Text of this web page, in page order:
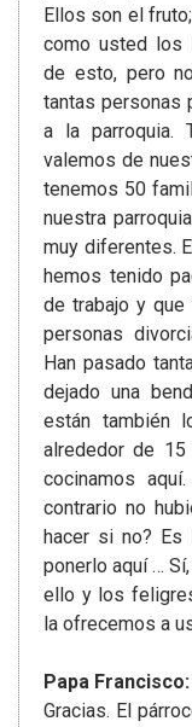
Ellos son el
como usted los
de esto, pero
tantas personas
a la parroquia.
valemos de
tenemos 50
nuestra
muy diferentes.
hemos tenido
de trabajo y que
personas
Han pasado
dejado una
están también
alrededor de 15
cocinamos
contrario no
hacer si no? Es
ponerlo aquí …
ello y los
la ofrecemos a
Papa Francisco:
Gracias. El